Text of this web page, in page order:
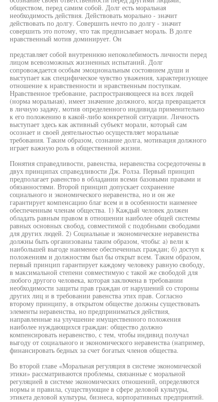
обществом, перед самим собой. Долг есть моральная
необходимость действия. Действовать морально - значит
действовать по долгу. Совершить нечто по долгу - значит
совершить это потому, что так предписывает мораль. В долге
нравственный мотив доминирует. Он
представляет собой внутреннюю непоколебимость личности перед
лицом всевозможных жизненных испытаний. Долг
сопровождается особым эмоциональным состоянием души и
выступает как специфическое чувство уважения, характеризующее
отношение к нравственности и нравственным поступкам.
Нравственное требование, распространяющееся на всех людей
(норма моральная), имеет значение должного, когда превращается
в личную задачу, мотив определенного индивида применительно
к его положению в какой-либо конкретной ситуации. Личность
выступает здесь как активный субъект морали, который сам
осознает и своей деятельностью осуществляет моральные
требования. Таким образом, сознание долга, мотивация должного
играет важную роль в общественной жизни.
Понятия справедливости, равенства, неравенства сосредоточены в
двух принципах справедливости Дж. Ролза. Первый принцип
предполагает равенство в обладании всеми базовыми правами и
обязанностями. Второй принцип допускает сохранение
социального и экономического неравенства, но и он же
гарантирует компенсацию благ всем и в особенности наименее
обеспеченным членам общества. 1) Каждый человек должен
обладать равным правом в отношении наиболее общей системы
равных основных свобод, совместимой с подобными свободами
для других людей. 2) Социальные и экономические неравенства
должны быть организованы таким образом, чтобы: а) вели к
наибольшей выгоде наименее обеспеченных граждан; б) доступ к
положениям и должностям был бы открыт всем. Таким образом,
первый принцип гарантирует каждому человеку равную свободу,
в максимальной степени совместимую с такой же свободой для
любого другого человека, которая заключена в требовании
необходимости защиты прав граждан от нарушений со стороны
других лиц и в требовании равенства этих прав. Согласно
второму принципу, в открытом обществе должны существовать
элементы неравенства, но предприниматься действия,
направленные на улучшение имущественного положения
наиболее нуждающихся граждан: общество должно
компенсировать неравенство, с тем, чтобы индивид получал
выгоду от социального и экономического неравенства (например,
финансировать бедных за счет богатых членов общества.
Во второй главе «Моральная регуляция в системе экономической
этики» рассматриваются проблемы, связанные с моральной
регуляцией в системе экономических отношений, определяются
нормы и правила, существующие в сфере деловой культуры,
этикета деловой культуры, бизнеса, корпоративных предприятий.